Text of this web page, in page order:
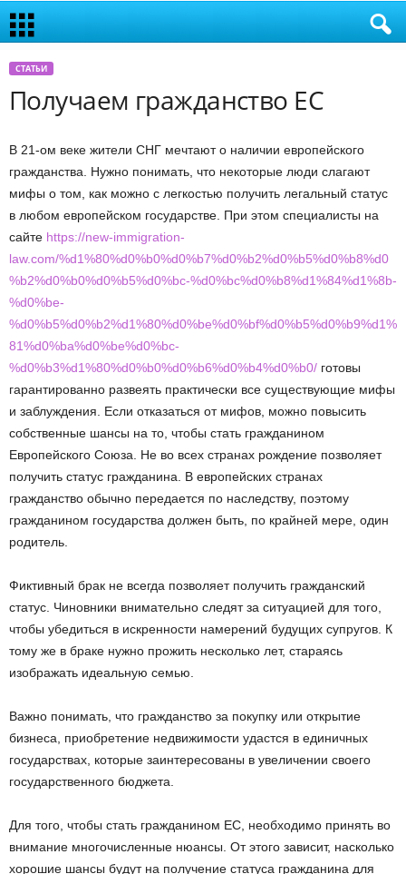
СТАТЬИ
Получаем гражданство ЕС
В 21-ом веке жители СНГ мечтают о наличии европейского
гражданства. Нужно понимать, что некоторые люди слагают
мифы о том, как можно с легкостью получить легальный статус
в любом европейском государстве. При этом специалисты на
сайте https://new-immigration-
law.com/%d1%80%d0%b0%d0%b7%d0%b2%d0%b5%d0%b8%d0
%b2%d0%b0%d0%b5%d0%bc-%d0%bc%d0%b8%d1%84%d1%8b-
%d0%be-
%d0%b5%d0%b2%d1%80%d0%be%d0%bf%d0%b5%d0%b9%d1%
81%d0%ba%d0%be%d0%bc-
%d0%b3%d1%80%d0%b0%d0%b6%d0%b4%d0%b0/ готовы
гарантированно развеять практически все существующие мифы
и заблуждения. Если отказаться от мифов, можно повысить
собственные шансы на то, чтобы стать гражданином
Европейского Союза. Не во всех странах рождение позволяет
получить статус гражданина. В европейских странах
гражданство обычно передается по наследству, поэтому
гражданином государства должен быть, по крайней мере, один
родитель.
Фиктивный брак не всегда позволяет получить гражданский
статус. Чиновники внимательно следят за ситуацией для того,
чтобы убедиться в искренности намерений будущих супругов. К
тому же в браке нужно прожить несколько лет, стараясь
изображать идеальную семью.
Важно понимать, что гражданство за покупку или открытие
бизнеса, приобретение недвижимости удастся в единичных
государствах, которые заинтересованы в увеличении своего
государственного бюджета.
Для того, чтобы стать гражданином ЕС, необходимо принять во
внимание многочисленные нюансы. От этого зависит, насколько
хорошие шансы будут на получение статуса гражданина для